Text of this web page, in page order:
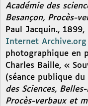
Académie des
Besançon, Procès-
Paul Jacquin.,
Internet Archive.org
photographique en
Charles Baille, «
(séance publique
des Sciences,
Procès-verbaux et